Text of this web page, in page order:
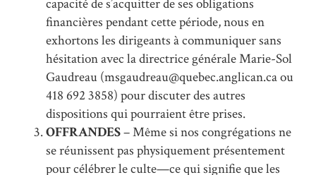
capacité de s’acquitter de ses obligations
financières pendant cette période, nous en
exhortons les dirigeants à communiquer sans
hésitation avec la directrice générale Marie-Sol
Gaudreau (msgaudreau@quebec.anglican.ca ou
418 692 3858) pour discuter des autres
dispositions qui pourraient être prises.
OFFRANDES– Même si nos congrégations ne
se réunissent pas physiquement présentement
pour célébrer le culte—ce qui signifie que les